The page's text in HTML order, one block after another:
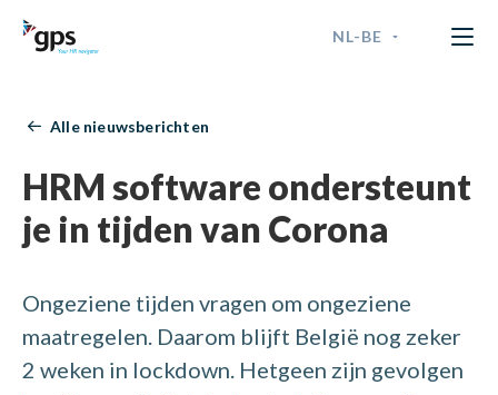
NL-BE
NEDERLANDS - BELGIË
Alle nieuwsberichten
HRM software ondersteunt
je in tijden van Corona
Ongeziene tijden vragen om ongeziene
maatregelen. Daarom blijft België nog zeker
2 weken in lockdown. Hetgeen zijn gevolgen